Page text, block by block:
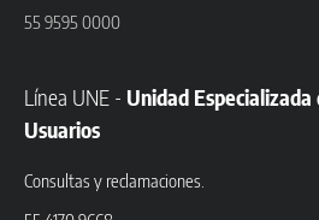
55 9595 0000
Línea UNE - Unidad
Usuarios
Consultas y reclamaciones.